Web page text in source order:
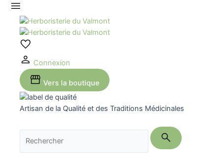
Aller
contenu
Connexion
Vers la boutique
Artisan de la Qualité et des Traditions Médicinales